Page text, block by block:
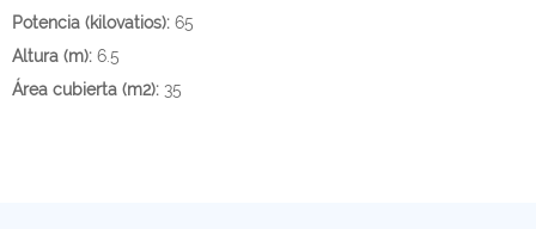
Potencia (kilovatios): 65
Altura (m): 6.5
Área cubierta (m2): 35